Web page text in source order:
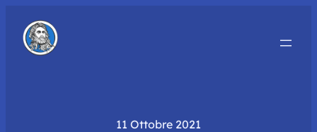
11 Ottobre 2021